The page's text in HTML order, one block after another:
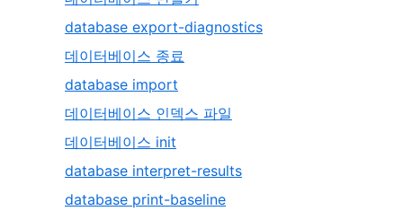
database export-diagnostics
데이터베이스 종료
database import
데이터베이스 인덱스 파일
데이터베이스 init
database interpret-results
database print-baseline